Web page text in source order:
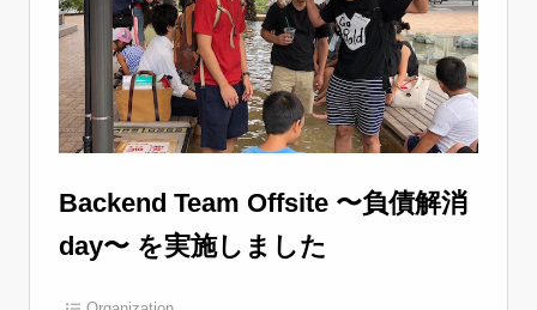
Backend Team Offsite 〜負債解消
day〜 を実施しました